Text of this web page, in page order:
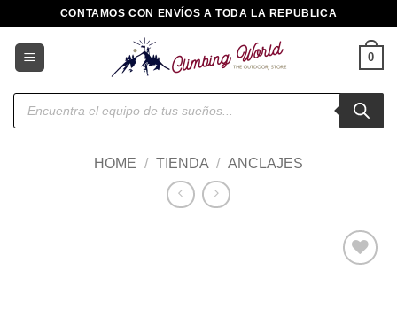
contenido
CONTAMOS CON ENVÍOS A TODA LA REPUBLICA
0
Búsqueda
HOME / TIENDA / ANCLAJES